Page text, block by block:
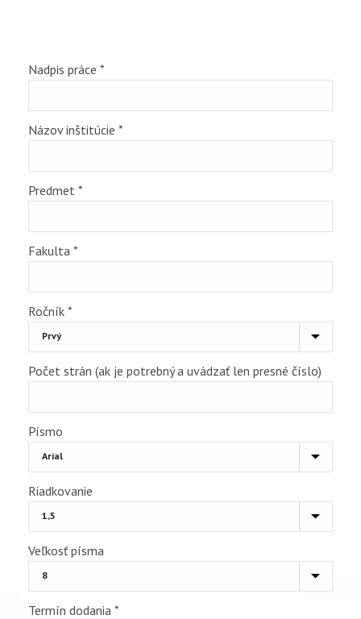
Nadpis práce *
Názov inštitúcie *
Predmet *
Fakulta *
Ročník *
Počet strán (ak je potrebný a uvádzať len presné číslo)
Písmo
Riadkovanie
Veľkosť písma
Termín dodania *